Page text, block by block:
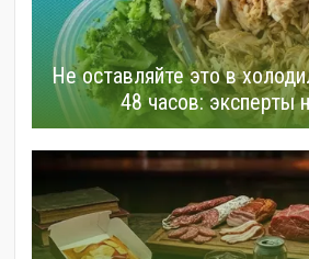
Не оставляйте это в
48 часов: эксперты